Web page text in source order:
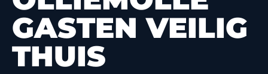
GASTEN VEILIG
THUIS